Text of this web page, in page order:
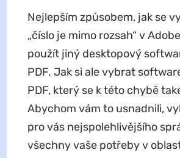
Nejlepším způsobem, jak se
„číslo je mimo rozsah“ v
použít jiný desktopový
PDF. Jak si ale vybrat
PDF, který se k této chybě
Abychom vám to usnadnili,
pro vás nejspolehlivějšího
všechny vaše potřeby v